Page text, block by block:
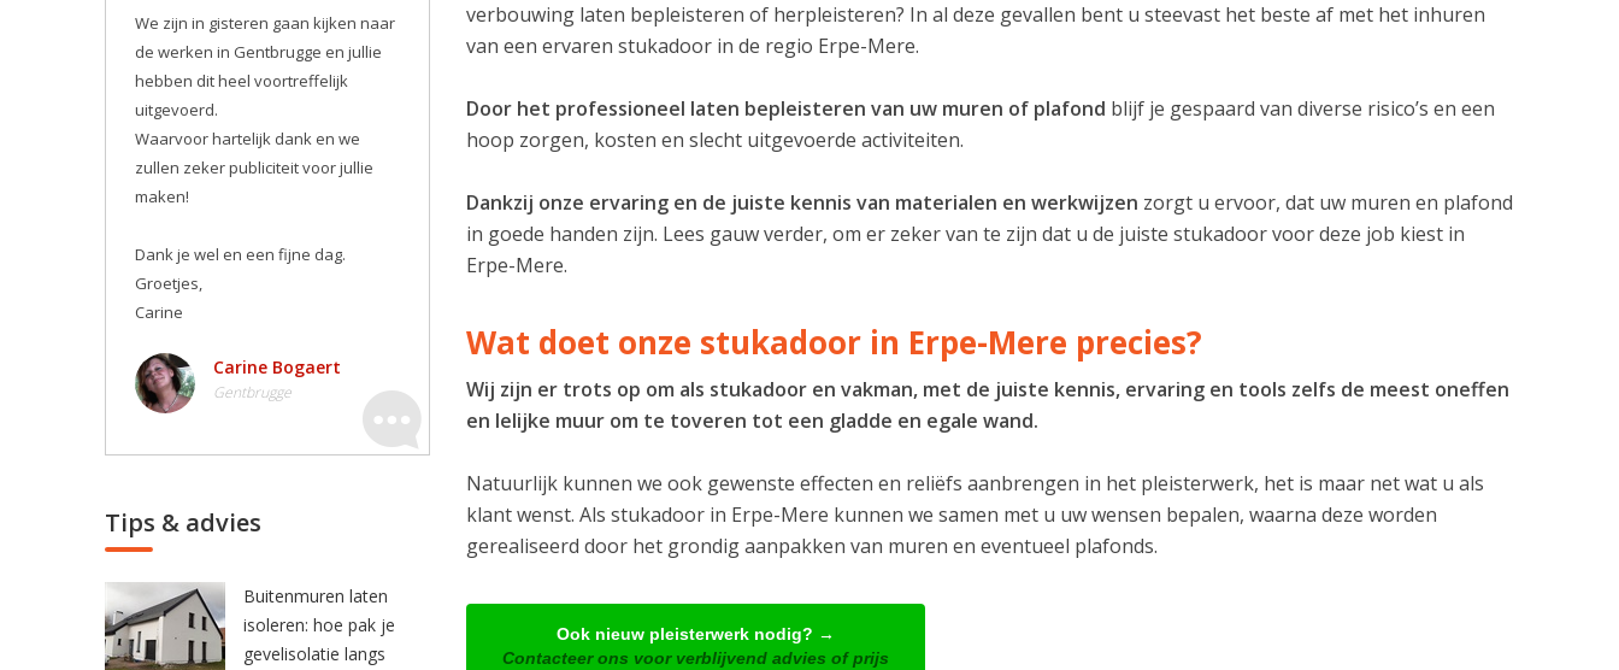
verbouwing laten bepleisteren of herpleisteren? In al deze gevallen bent u steevast het beste af met het inhuren
van een ervaren stukadoor in de regio Erpe-Mere.
Door het professioneel laten bepleisteren van uw muren of plafond blijf je gespaard van diverse risico’s en een
hoop zorgen, kosten en slecht uitgevoerde activiteiten.
Dankzij onze ervaring en de juiste kennis van materialen en werkwijzen zorgt u ervoor, dat uw muren en plafond
in goede handen zijn. Lees gauw verder, om er zeker van te zijn dat u de juiste stukadoor voor deze job kiest in
Erpe-Mere.
Wat doet onze stukadoor in Erpe-Mere precies?
Wij zijn er trots op om als stukadoor en vakman, met de juiste kennis, ervaring en tools zelfs de meest oneffen
en lelijke muur om te toveren tot een gladde en egale wand.
Natuurlijk kunnen we ook gewenste effecten en reliëfs aanbrengen in het pleisterwerk, het is maar net wat u als
klant wenst. Als stukadoor in Erpe-Mere kunnen we samen met u uw wensen bepalen, waarna deze worden
gerealiseerd door het grondig aanpakken van muren en eventueel plafonds.
Ook nieuw pleisterwerk nodig? →
Contacteer ons voor verblijvend advies of prijs
We zijn in gisteren gaan kijken naar
de werken in Gentbrugge en jullie
hebben dit heel voortreffelijk
uitgevoerd.
Waarvoor hartelijk dank en we
zullen zeker publiciteit voor jullie
maken! ️
Dank je wel en een fijne dag.
Groetjes,
Carine
Carine Bogaert
Gentbrugge
Tips & advies
Buitenmuren laten
isoleren: hoe pak je
gevelisolatie langs